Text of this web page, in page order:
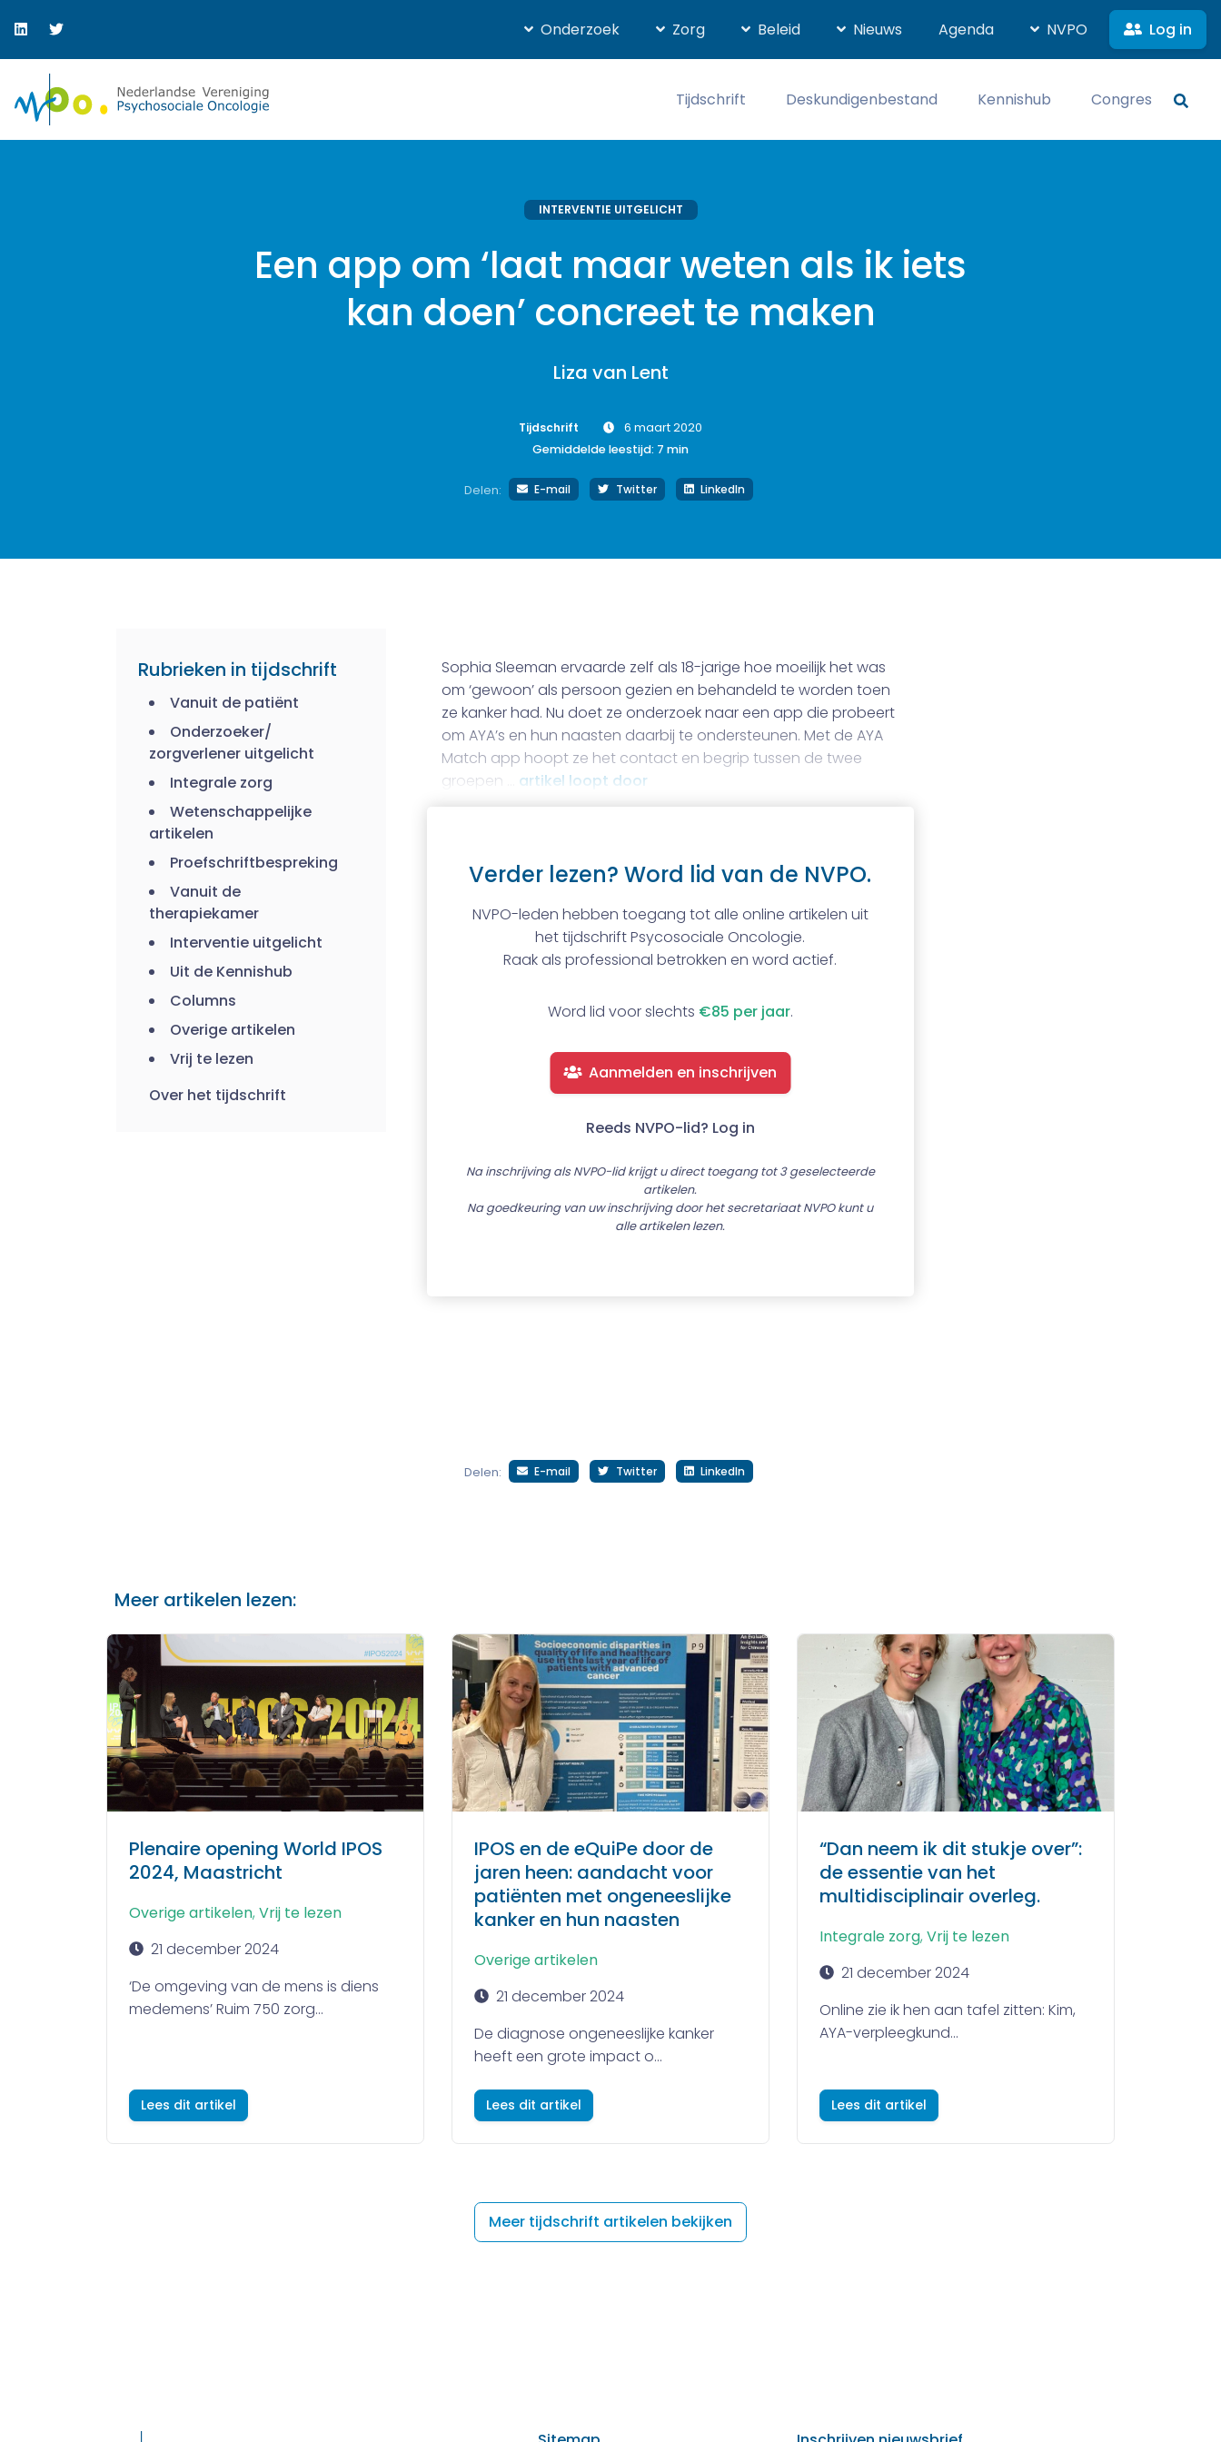
Onderzoek Zorg Beleid Nieuws Agenda NVPO Log in
Tijdschrift Deskundigenbestand Kennishub Congres
INTERVENTIE UITGELICHT
Een app om ‘laat maar weten als ik iets
kan doen’ concreet te maken
Liza van Lent
Tijdschrift
6 maart 2020
Gemiddelde leestijd: 7 min
Delen: E-mail Twitter LinkedIn
Rubrieken in tijdschrift
Vanuit de patiënt
Onderzoeker/
zorgverlener uitgelicht
Integrale zorg
Wetenschappelijke
artikelen
Proefschriftbespreking
Vanuit de
therapiekamer
Interventie uitgelicht
Uit de Kennishub
Columns
Overige artikelen
Vrij te lezen
Over het tijdschrift
Sophia Sleeman ervaarde zelf als 18-jarige hoe moeilijk het was
om ‘gewoon’ als persoon gezien en behandeld te worden toen
ze kanker had. Nu doet ze onderzoek naar een app die probeert
om AYA’s en hun naasten daarbij te ondersteunen. Met de AYA
Match app hoopt ze het contact en begrip tussen de twee
groepen … artikel loopt door
Verder lezen? Word lid van de NVPO.
NVPO-leden hebben toegang tot alle online artikelen uit
het tijdschrift Psycosociale Oncologie.
Raak als professional betrokken en word actief.
Word lid voor slechts €85 per jaar.
Aanmelden en inschrijven
Reeds NVPO-lid? Log in
Na inschrijving als NVPO-lid krijgt u direct toegang tot 3 geselecteerde
artikelen.
Na goedkeuring van uw inschrijving door het secretariaat NVPO kunt u
alle artikelen lezen.
Delen: E-mail Twitter LinkedIn
Meer artikelen lezen:
Plenaire opening World IPOS
2024, Maastricht
Overige artikelen, Vrij te lezen
21 december 2024
‘De omgeving van de mens is diens
medemens’ Ruim 750 zorg...
Lees dit artikel
IPOS en de eQuiPe door de
jaren heen: aandacht voor
patiënten met ongeneeslijke
kanker en hun naasten
Overige artikelen
21 december 2024
De diagnose ongeneeslijke kanker
heeft een grote impact o...
Lees dit artikel
“Dan neem ik dit stukje over”:
de essentie van het
multidisciplinair overleg.
Integrale zorg, Vrij te lezen
21 december 2024
Online zie ik hen aan tafel zitten: Kim,
AYA-verpleegkund...
Lees dit artikel
Meer tijdschrift artikelen bekijken